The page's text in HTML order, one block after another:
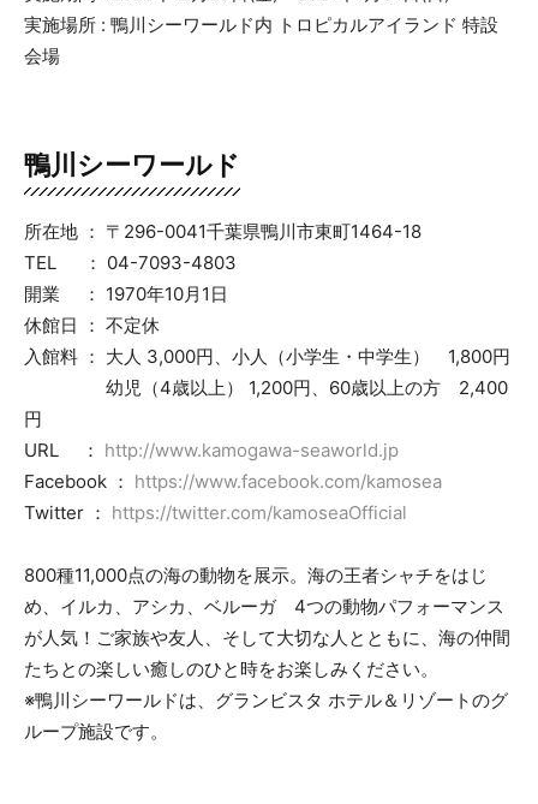
実施場所 : 鴨川シーワールド内 トロピカルアイランド 特設
会場
鴨川シーワールド
所在地 ： 〒296-0041千葉県鴨川市東町1464-18
TEL ： 04-7093-4803
開業 ： 1970年10月1日
休館日 ： 不定休
入館料 ： 大人 3,000円、小人（小学生・中学生） 1,800円
幼児（4歳以上） 1,200円、60歳以上の方 2,400
円
URL ： http://www.kamogawa-seaworld.jp
Facebook ： https://www.facebook.com/kamosea
Twitter ： https://twitter.com/kamoseaOfficial
800種11,000点の海の動物を展示。海の王者シャチをはじ
め、イルカ、アシカ、ベルーガ 4つの動物パフォーマンス
が人気！ご家族や友人、そして大切な人とともに、海の仲間
たちとの楽しい癒しのひと時をお楽しみください。
※鴨川シーワールドは、グランビスタ ホテル＆リゾートのグ
ループ施設です。